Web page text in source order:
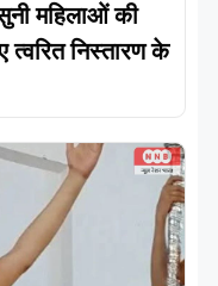
महिलाओं की
त्वरित निस्तारण के